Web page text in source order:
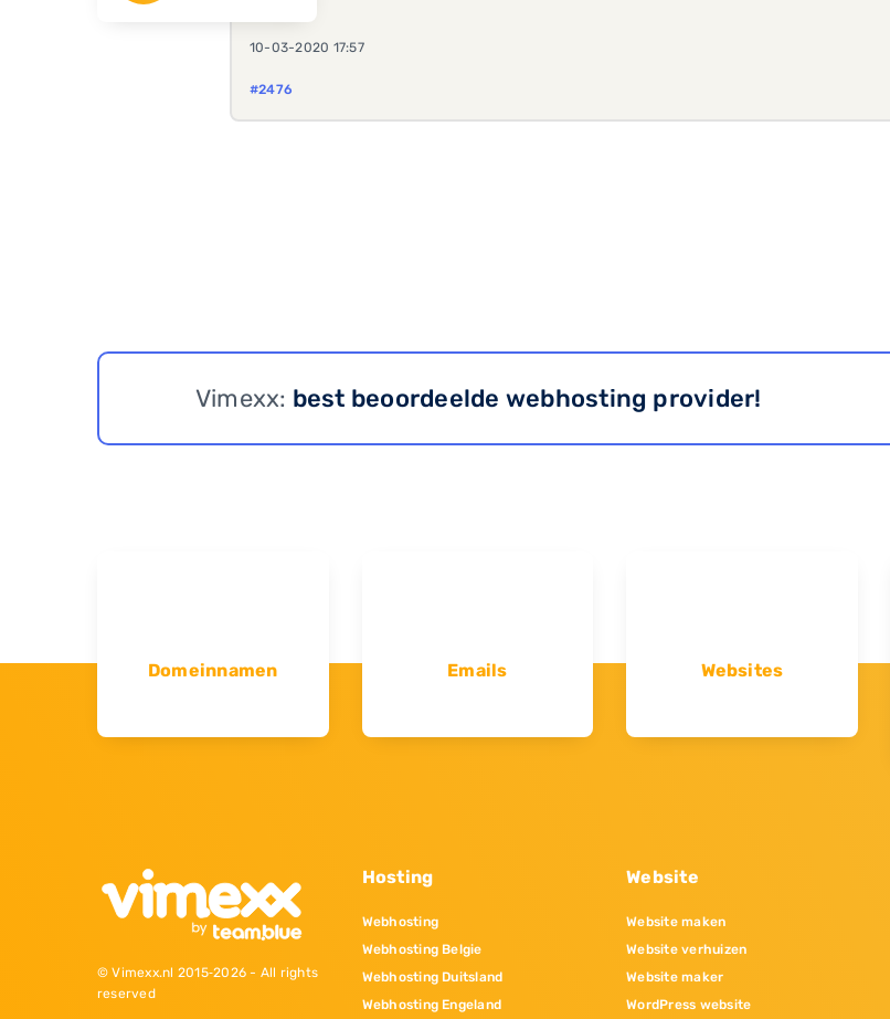
10-03-2020 17:57
#2476
Vimexx: best beoordeelde webhosting provider!
Domeinnamen Emails
Websites
© Vimexx.nl 2015‐2026 - All rights
reserved
Hosting
Webhosting
Webhosting Belgie
Webhosting Duitsland
Webhosting Engeland
Website
Website maken
Website verhuizen
Website maker
WordPress website